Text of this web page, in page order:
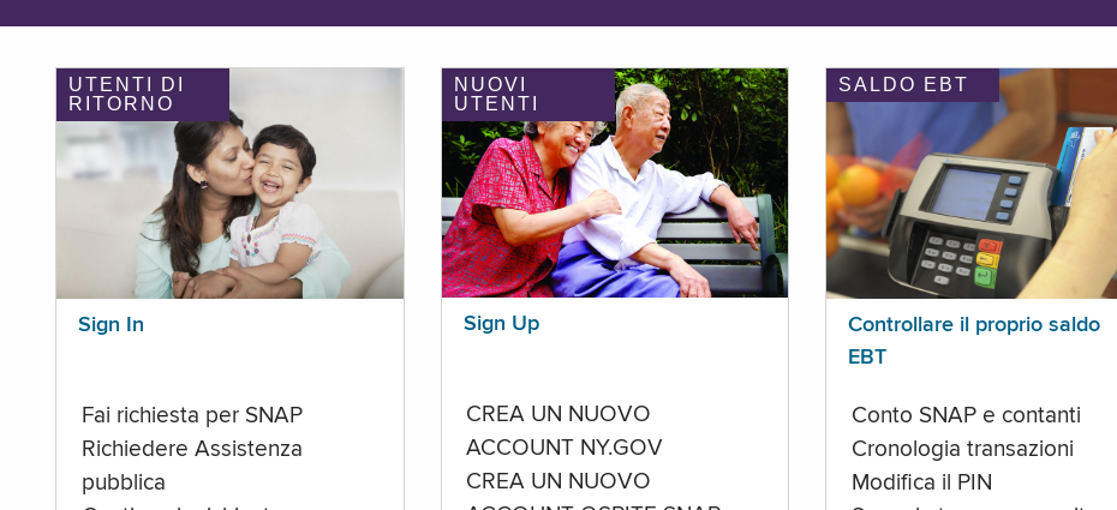
UTENTI DI
RITORNO
Sign In
Fai richiesta per SNAP
Richiedere Assistenza
pubblica
NUOVI
UTENTI
Sign Up
CREA UN NUOVO
ACCOUNT NY.GOV
CREA UN NUOVO
SALDO EBT
Controllare il proprio saldo
EBT
Conto SNAP e contanti
Cronologia transazioni
Modifica il PIN